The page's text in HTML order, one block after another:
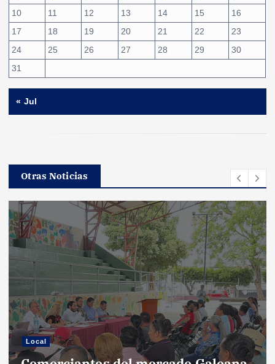
10
11 12 13 14 15
16
17
18 19 20 21 22
23
24
25 26 27 28 29
30
31
« Jul
Otras Noticias
Local